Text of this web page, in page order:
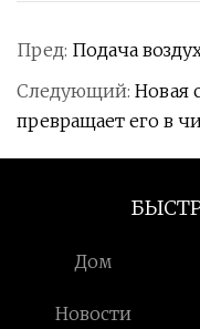
Пред: Подача
Следующий: Новая
превращает его в
Дом
Новости